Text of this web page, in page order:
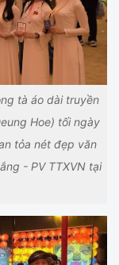
tà áo dài truyền
Hoe) tối ngày
tỏa nét đẹp văn
- PV TTXVN tại